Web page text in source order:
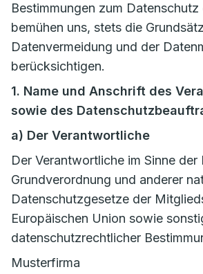
Bestimmungen zum Datenschutz
bemühen uns, stets die
Datenvermeidung und der
berücksichtigen.
1. Name und Anschrift des
sowie des
a) Der Verantwortliche
Der Verantwortliche im Sinne
Grundverordnung und anderer
Datenschutzgesetze der
Europäischen Union sowie
datenschutzrechtlicher
Musterfirma